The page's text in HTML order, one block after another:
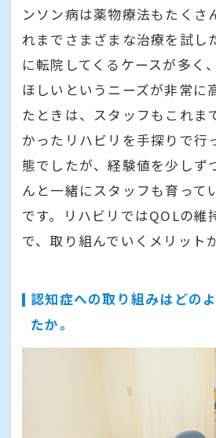
ンソン病は薬物療法もたくさ
れまでさまざまな治療を試し
に転院してくるケースが多く
ほしいというニーズが非常に
たときは、スタッフもこれま
かったリハビリを手探りで行
態でしたが、経験値を少しず
んと一緒にスタッフも育って
です。リハビリではQOLの維
で、取り組んでいくメリット
認知症への取り組みはどの
たか。